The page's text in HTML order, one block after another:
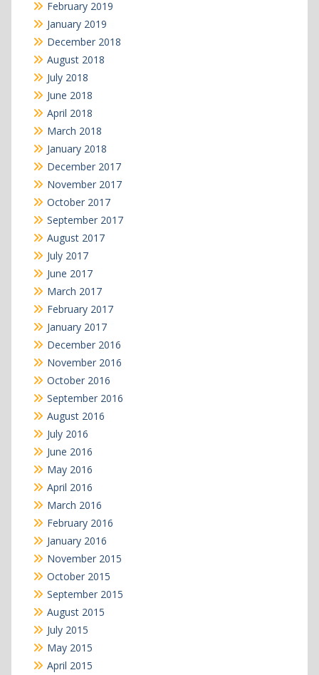
February 2019
January 2019
December 2018
August 2018
July 2018
June 2018
April 2018
March 2018
January 2018
December 2017
November 2017
October 2017
September 2017
August 2017
July 2017
June 2017
March 2017
February 2017
January 2017
December 2016
November 2016
October 2016
September 2016
August 2016
July 2016
June 2016
May 2016
April 2016
March 2016
February 2016
January 2016
November 2015
October 2015
September 2015
August 2015
July 2015
May 2015
April 2015